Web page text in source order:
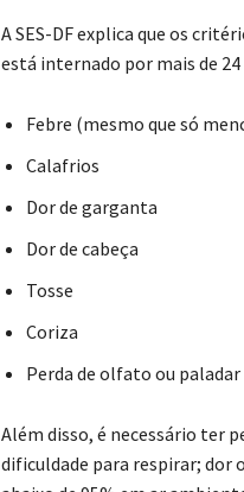
A SES-DF explica que os
está internado por mais de
Febre (mesmo que só
Calafrios
Dor de garganta
Dor de cabeça
Tosse
Coriza
Perda de olfato ou paladar
Além disso, é necessário ter
dificuldade para respirar; dor